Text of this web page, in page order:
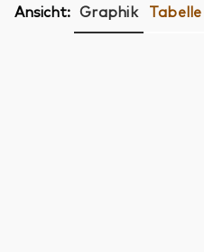
Ansicht: Graphik Tabelle